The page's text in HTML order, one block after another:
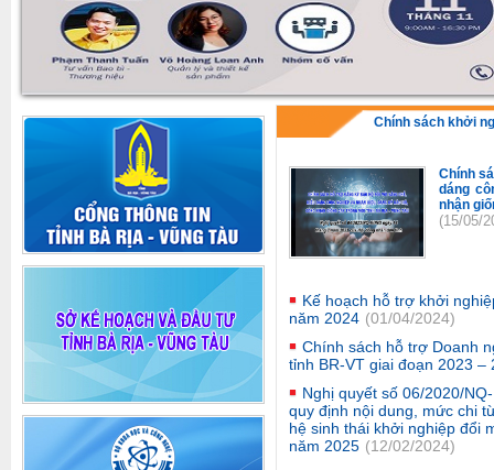
Chính sách khởi
Chính
dáng
nhận
(15/05/
Kế hoạch hỗ trợ khởi
năm 2024 (01/04/2024)
Chính sách hỗ trợ Doanh
tỉnh BR-VT giai đoạn 2023 –
Nghị quyết số 06/2020/
quy định nội dung, mức chi
hệ sinh thái khởi nghiệp đổi
năm 2025 (12/02/2024)